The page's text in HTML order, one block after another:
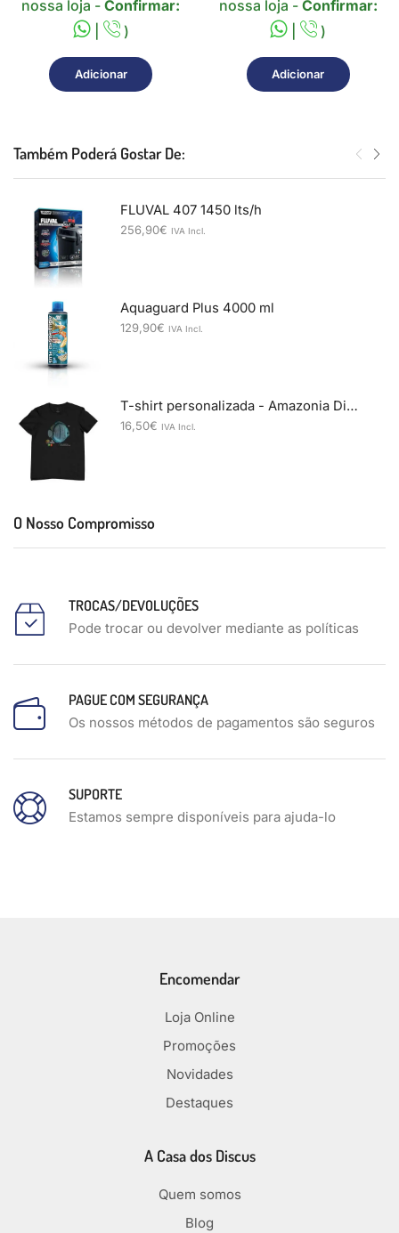
nossa loja -Confirmar:
|
)
Adicionar
nossa loja - Confirmar:
|
)
Adicionar
Também Poderá Gostar De:
FLUVAL 407 1450 lts/h
256,90€ IVA Incl.
Aquaguard Plus 4000 ml
129,90€ IVA Incl.
T-shirt personalizada - Amazonia Discus & A Casa dos Discus
16,50€ IVA Incl.
O Nosso Compromisso
TROCAS/DEVOLUÇÕES
Pode trocar ou devolver mediante as políticas
PAGUE COM SEGURANÇA
Os nossos métodos de pagamentos são seguros
SUPORTE
Estamos sempre disponíveis para ajuda-lo
Encomendar
Loja Online
Promoções
Novidades
Destaques
A Casa dos Discus
Quem somos
Blog